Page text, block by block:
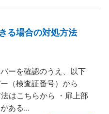
る場合の対処方法
ーを確認のうえ、以下
（検査証番号）から
はこちらから ・扉上部
ある...